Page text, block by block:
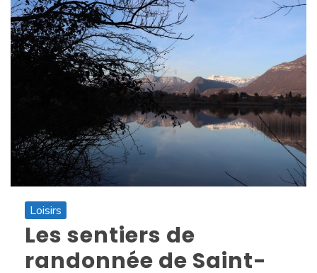
Loisirs
Les sentiers de
randonnée de Saint-